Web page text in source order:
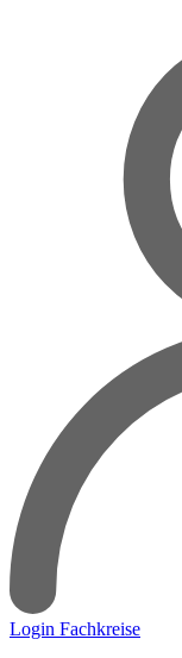
Login Fachkreise